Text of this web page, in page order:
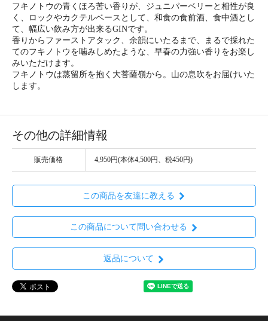
フキノトウの青くほろ苦い香りが、ジュニパーベリーと相性が良
く、ロックやカクテルベースとして、和食の食前酒、食中酒とし
て、幅広い飲み方が出来るGINです。
香りからファーストアタック、余韻にいたるまで、まるで採れた
てのフキノトウを噛みしめたような、早春の力強い香りをお楽し
みいただけます。
フキノトウは蒸留所を抱く大菩薩嶺から。山の息吹をお届けいた
します。
その他の詳細情報
販売価格 4,950円(本体4,500円、税450円)
この商品を友達に教える
この商品について問い合わせる
返品について